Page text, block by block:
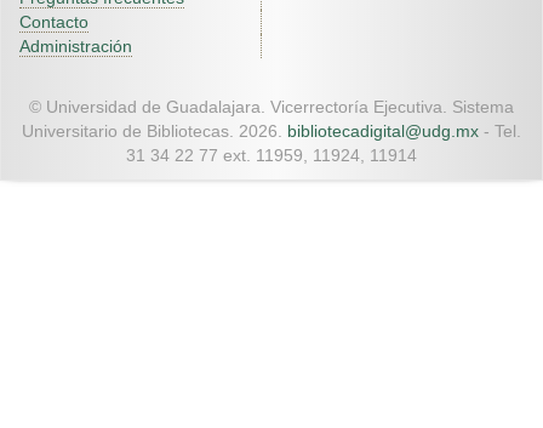
Contacto
Administración
© Universidad de Guadalajara. Vicerrectoría Ejecutiva. Sistema
Universitario de Bibliotecas. 2026. bibliotecadigital@udg.mx - Tel.
31 34 22 77 ext. 11959, 11924, 11914